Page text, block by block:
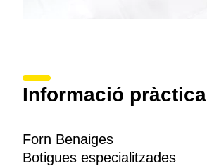
Informació pràctica
Forn Benaiges
Botigues especialitzades